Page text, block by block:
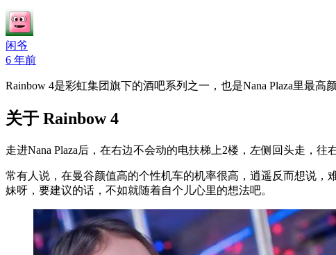
闲爷
6 年前
Rainbow 4是彩虹集团旗下的酒吧系列之一，也是Nana Plaza里最高颜
关于 Rainbow 4
走进Nana Plaza后，在右边不会动的电扶梯上2楼，左侧回头走，
常有人说，在曼谷颜值高的个性机车的机率很高，逍遥反而想说
妹呀，要建议的话，不如就随着自个儿心里的想法吧。